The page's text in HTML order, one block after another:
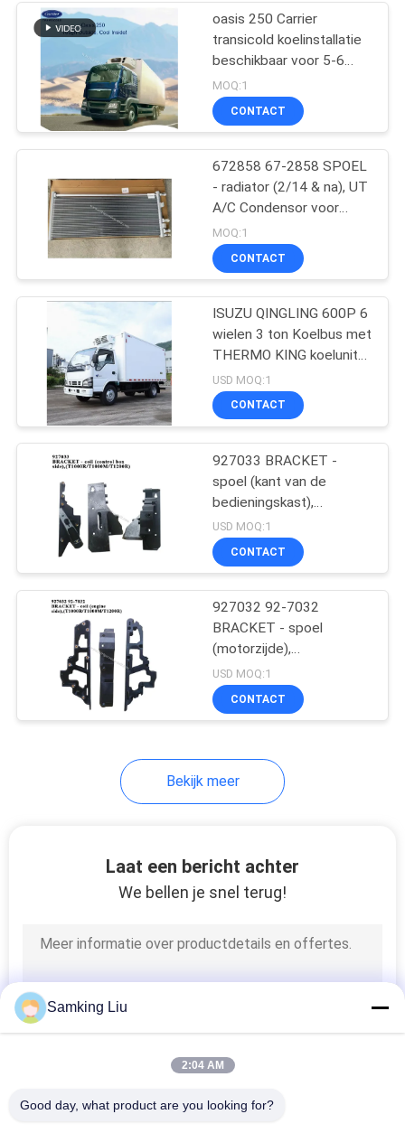
De Delen van de
dragerkoeling
Thermokoning
Refrigerated Truck
2
Thermokoning T
Series
Isuzu Refrigerated
Truck
De semi Eenheden
Aanhangwagenkoeling
Dak Opgezette
Koelingseenheid
oasis 250 Carrier
transicold koelinstallatie
beschikbaar voor 5-6
meter koelbox
vrachtwagen in 40-50
graden
goede prijs
MOQ:1
CONTACT
672858 67-2858 SPOEL
- radiator (2/14 & na), UT
A/C Condensor voor
Thermo King
Transportkoeling UT-
Serie alternatieve
MOQ:1
CONTACT
ISUZU QINGLING 600P 6
wielen 3 ton Koelbus met
THERMO KING koelunit
RV380 model
USD MOQ:1
CONTACT
927033 BRACKET -
spoel (kant van de
bedieningskast),
((T1000R/T1000M/T1200R)
dekkingsteun
USD MOQ:1
CONTACT
927032 92-7032
BRACKET - spoel
(motorzijde),
((T1000R/T1000M/T1200R)
dekkingsteun
USD MOQ:1
CONTACT
Bekijk meer
Laat een bericht achter
We bellen je snel terug!
Samking Liu
2:04 AM
Good day, what product are you looking for?